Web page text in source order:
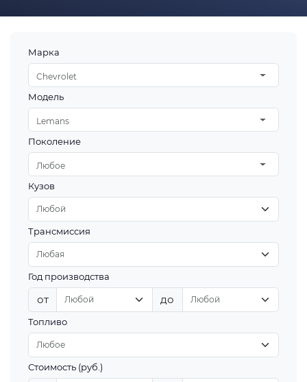
Марка
Chevrolet
Модель
Lemans
Поколение
Любое
Кузов
Трансмиссия
Год производства
от до
Топливо
Стоимость (руб.)